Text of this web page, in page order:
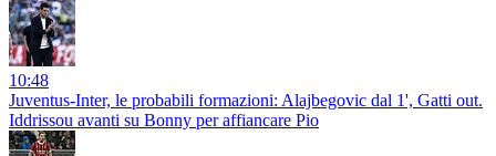
10:48
Juventus-Inter, le probabili formazioni: Alajbegovic dal 1', Gatti out.
Iddrissou avanti su Bonny per affiancare Pio